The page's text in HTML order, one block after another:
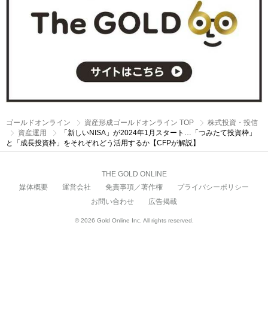
ゴールドオンライン 資産形成ゴールドオンライン TOP
株式投資・投信
資産運用
「新しいNISA」が2024年1月スタート…「つみたて投資枠」
と「成長投資枠」をそれぞれどう活用するか【CFPが解説】
THE GOLD ONLINE
媒体概要
運営会社 免責事項／著作権
プライバシーポリシー
お問い合わせ
広告掲載
© 2026 Gold Online Inc. All rights reserved.